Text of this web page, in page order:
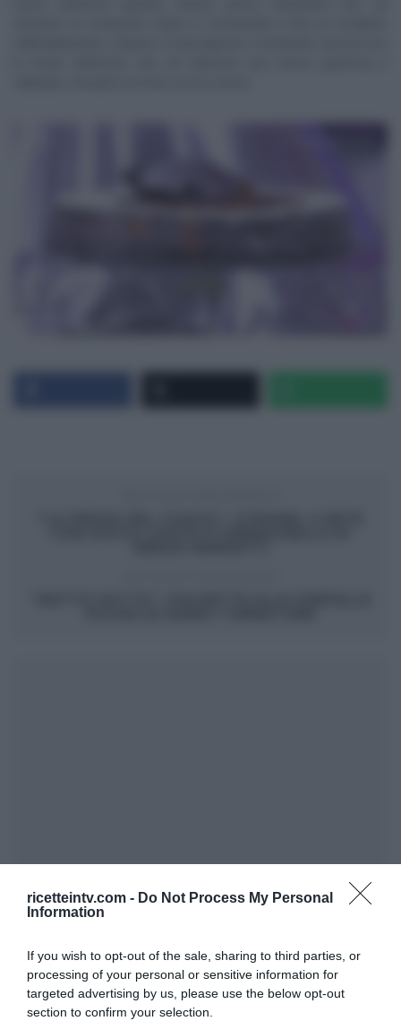
ricetteintv.com - Do Not Process My Personal
Information
If you wish to opt-out of the sale, sharing to third parties, or
processing of your personal or sensitive information for
targeted advertising by us, please use the below opt-out
section to confirm your selection.